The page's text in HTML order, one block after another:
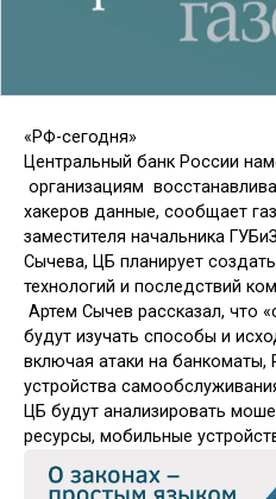
«РФ-сегодня»
Центральный банк России
организациям
хакеров данные, сообщает
заместителя начальника
Сычева, ЦБ планирует
технологий и последствий
Артем Сычев рассказал, что
будут изучать способы и
включая атаки на банкоматы,
устройства
ЦБ будут анализировать
ресурсы, мобильные